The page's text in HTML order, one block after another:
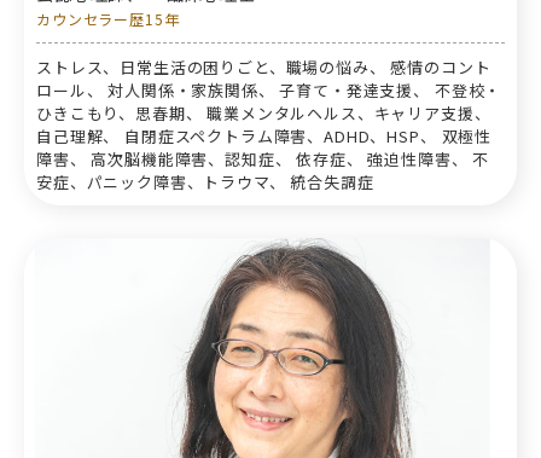
カウンセラー歴15年
ストレス、日常生活の困りごと、職場の悩み、 感情のコント
ロール、 対人関係・家族関係、 子育て・発達支援、 不登校・
ひきこもり、思春期、 職業メンタルヘルス、キャリア支援、
自己理解、 自閉症スペクトラム障害、ADHD、HSP、 双極性
障害、 高次脳機能障害、認知症、 依存症、 強迫性障害、 不
安症、パニック障害、トラウマ、 統合失調症